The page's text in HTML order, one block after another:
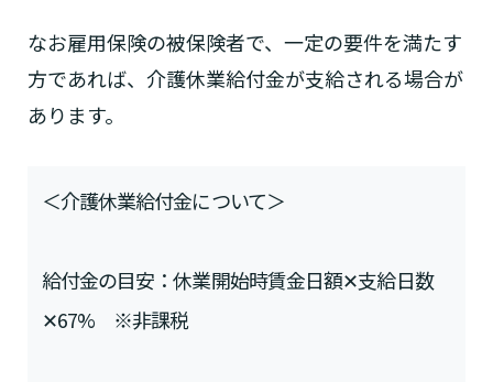
なお雇用保険の被保険者で、一定の要件を満たす
方であれば、介護休業給付金が支給される場合が
あります。
＜介護休業給付金について＞
給付金の目安：休業開始時賃金日額✕支給日数
✕67% ※非課税